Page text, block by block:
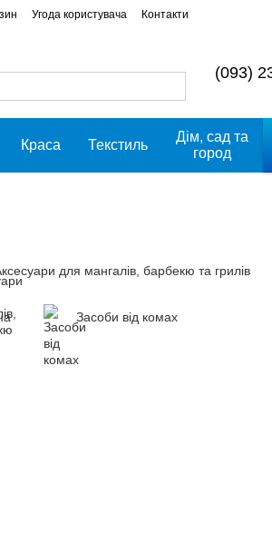
Угода користувача
Контакти
(093)
Краса Текстиль
Дім, сад та
город
для мангалів, барбекю та грилів
Засоби від комах